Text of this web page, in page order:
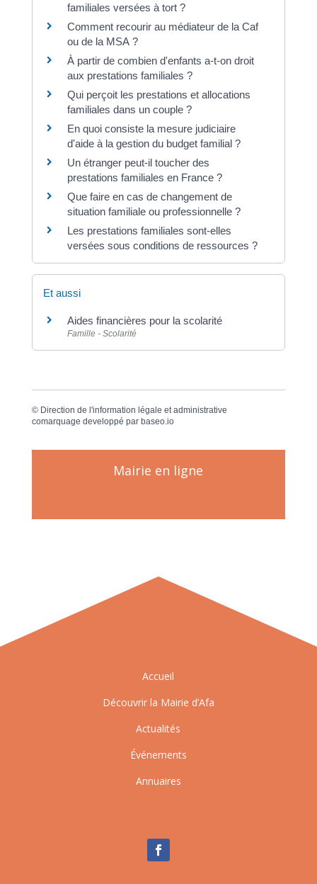
familiales versées à tort ?
Comment recourir au médiateur de la Caf
ou de la MSA ?
À partir de combien d'enfants a-t-on droit
aux prestations familiales ?
Qui perçoit les prestations et allocations
familiales dans un couple ?
En quoi consiste la mesure judiciaire
d'aide à la gestion du budget familial ?
Un étranger peut-il toucher des
prestations familiales en France ?
Que faire en cas de changement de
situation familiale ou professionnelle ?
Les prestations familiales sont-elles
versées sous conditions de ressources ?
Et aussi
Aides financières pour la scolarité
Famille - Scolarité
© Direction de l'information légale et administrative
comarquage developpé par baseo.io
Mairie en ligne
Accueil
Découvrir la Mairie d’Afa
Actualités
Événements
Annuaires